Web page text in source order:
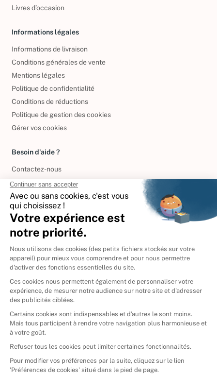
Livres d’occasion
Informations légales
Informations de livraison
Conditions générales de vente
Mentions légales
Politique de confidentialité
Conditions de réductions
Politique de gestion des cookies
Gérer vos cookies
Besoin d'aide ?
Contactez-nous
International
🇪🇸Espagne
🇮🇹Italie
Donner vos livres